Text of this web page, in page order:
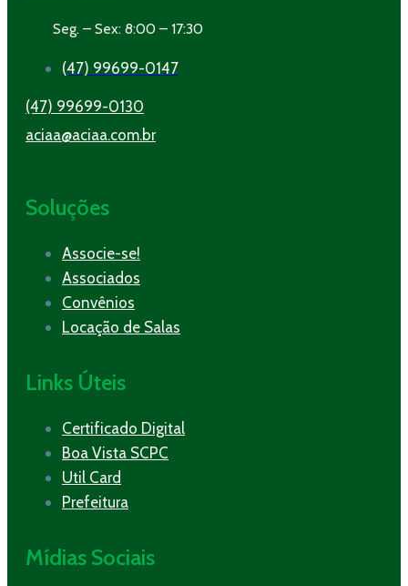
Seg. – Sex: 8:00 – 17:30
(47) 99699-0147
(47) 99699-0130
aciaa@aciaa.com.br
Soluções
Associe-se!
Associados
Convênios
Locação de Salas
Links Úteis
Certificado Digital
Boa Vista SCPC
Util Card
Prefeitura
Mídias Sociais